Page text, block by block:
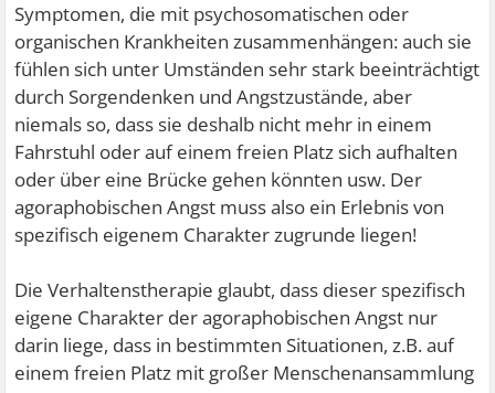
Symptomen, die mit psychosomatischen oder
organischen Krankheiten zusammenhängen: auch sie
fühlen sich unter Umständen sehr stark beeinträchtigt
durch Sorgendenken und Angstzustände, aber
niemals so, dass sie deshalb nicht mehr in einem
Fahrstuhl oder auf einem freien Platz sich aufhalten
oder über eine Brücke gehen könnten usw. Der
agoraphobischen Angst muss also ein Erlebnis von
spezifisch eigenem Charakter zugrunde liegen!
Die Verhaltenstherapie glaubt, dass dieser spezifisch
eigene Charakter der agoraphobischen Angst nur
darin liege, dass in bestimmten Situationen, z.B. auf
einem freien Platz mit großer Menschenansammlung